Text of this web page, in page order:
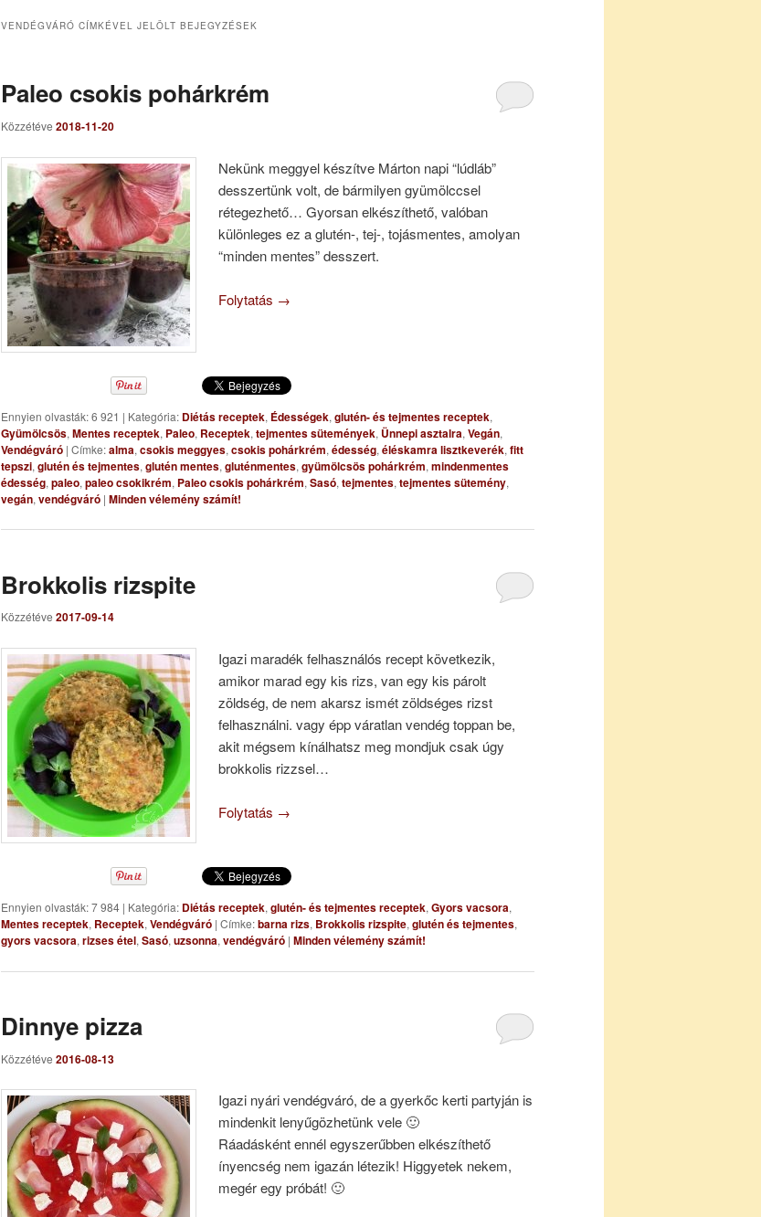
VENDÉGVÁRÓ CÍMKÉVEL JELÖLT BEJEGYZÉSEK
Paleo csokis pohárkrém
Közzétéve 2018-11-20
Nekünk meggyel készítve Márton napi “lúdláb”
desszertünk volt, de bármilyen gyümölccsel
rétegezhető… Gyorsan elkészíthető, valóban
különleges ez a glutén-, tej-, tojásmentes, amolyan
“minden mentes” desszert.
Folytatás →
Ennyien olvasták: 6 921 | Kategória: Diétás receptek, Édességek, glutén- és tejmentes receptek,
Gyümölcsös, Mentes receptek, Paleo, Receptek, tejmentes sütemények, Ünnepi asztalra, Vegán,
Vendégváró | Címke:alma, csokis meggyes, csokis pohárkrém, édesség, éléskamra lisztkeverék, fitt
tepszi, glutén és tejmentes, glutén mentes, gluténmentes, gyümölcsös pohárkrém, mindenmentes
édesség, paleo, paleo csokikrém, Paleo csokis pohárkrém, Sasó, tejmentes, tejmentes sütemény,
vegán, vendégváró | Minden vélemény számít!
Brokkolis rizspite
Közzétéve 2017-09-14
Igazi maradék felhasználós recept következik,
amikor marad egy kis rizs, van egy kis párolt
zöldség, de nem akarsz ismét zöldséges rizst
felhasználni. vagy épp váratlan vendég toppan be,
akit mégsem kínálhatsz meg mondjuk csak úgy
brokkolis rizzsel…
Folytatás →
Ennyien olvasták: 7 984 | Kategória: Diétás receptek, glutén- és tejmentes receptek, Gyors vacsora,
Mentes receptek, Receptek, Vendégváró | Címke:barna rizs, Brokkolis rizspite, glutén és tejmentes,
gyors vacsora, rizses étel, Sasó, uzsonna, vendégváró | Minden vélemény számít!
Dinnye pizza
Közzétéve 2016-08-13
Igazi nyári vendégváró, de a gyerkőc kerti partyján is
mindenkit lenyűgözhetünk vele 🙂
Ráadásként ennél egyszerűbben elkészíthető
ínyencség nem igazán létezik! Higgyetek nekem,
megér egy próbát! 🙂